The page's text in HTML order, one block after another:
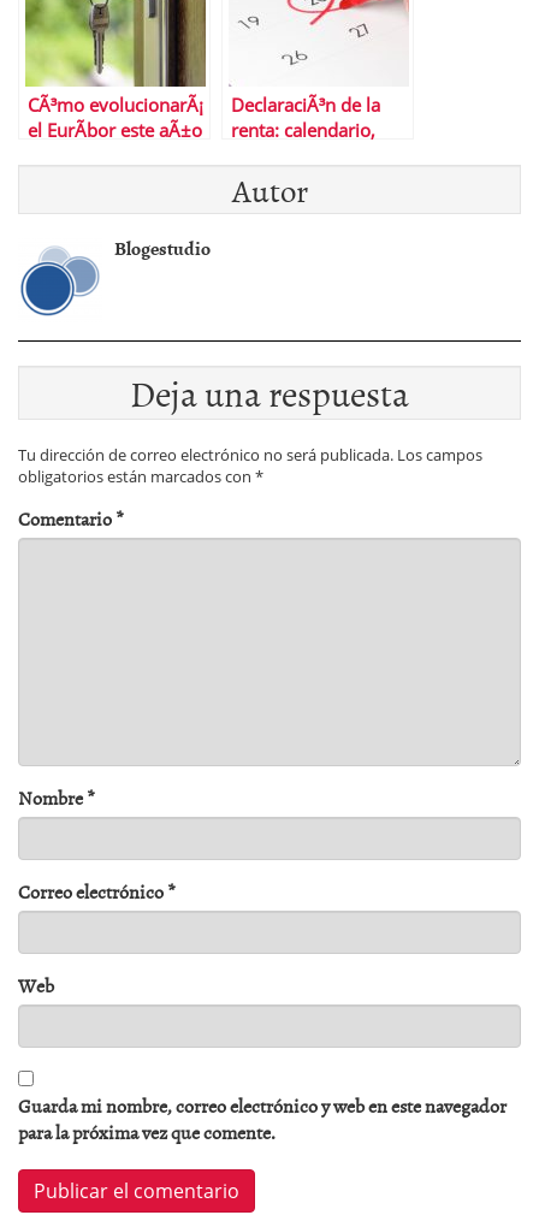
CÃ³mo evolucionarÃ¡
el EurÃ­bor este aÃ±o
DeclaraciÃ³n de la
renta: calendario,
puede hacer con
Hacienda
Autor
Blogestudio
Deja una respuesta
Tu dirección de correo electrónico no será publicada. Los campos
obligatorios están marcados con *
Comentario*
Nombre*
Correo electrónico*
Web
Guarda mi nombre, correo electrónico y web en este navegador
para la próxima vez que comente.